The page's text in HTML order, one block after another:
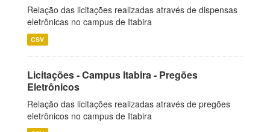
Relação das licitações realizadas através de dispensas
eletrônicas no campus de Itabira
CSV
Licitações - Campus Itabira - Pregões
Eletrônicos
Relação das licitações realizadas através de pregões
eletrônicos no campus de Itabira